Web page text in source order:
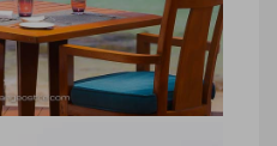
cocktail rhum
Ostré